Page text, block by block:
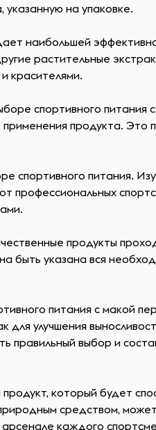
на упаковке.
наибольшей
растительные
красителями.
спортивного питания
продукта. Это
спортивного питания.
продукты
указана вся
питания с макой
улучшения
выбор и
который будет
средством, может
каждого